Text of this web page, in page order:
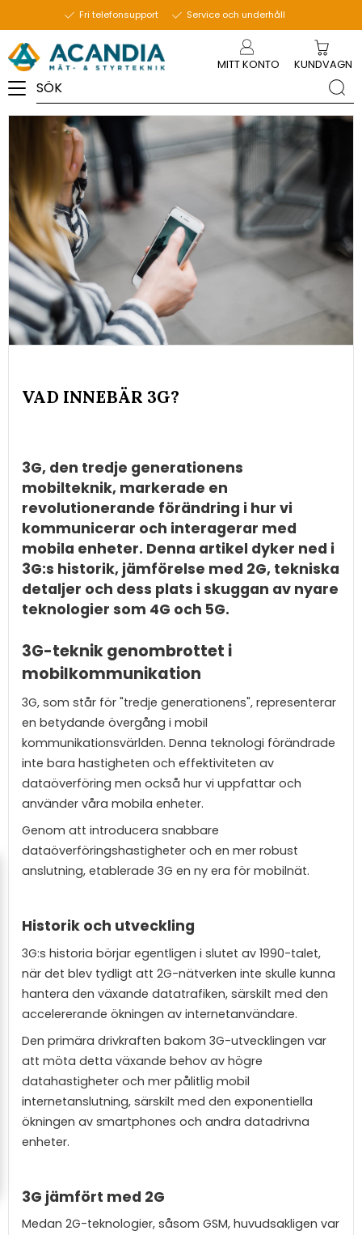
Fri telefonsupport Service och underhåll
MITT KONTO KUNDVAGN
VAD INNEBÄR 3G?
3G, den tredje generationens
mobilteknik, markerade en
revolutionerande förändring i hur vi
kommunicerar och interagerar med
mobila enheter. Denna artikel dyker ned i
3G:s historik, jämförelse med 2G, tekniska
detaljer och dess plats i skuggan av nyare
teknologier som 4G och 5G.
3G-teknik genombrottet i
mobilkommunikation
3G, som står för "tredje generationens", representerar
en betydande övergång i mobil
kommunikationsvärlden. Denna teknologi förändrade
inte bara hastigheten och effektiviteten av
dataöverföring men också hur vi uppfattar och
använder våra mobila enheter.
Genom att introducera snabbare
dataöverföringshastigheter och en mer robust
anslutning, etablerade 3G en ny era för mobilnät.
Historik och utveckling
3G:s historia börjar egentligen i slutet av 1990-talet,
när det blev tydligt att 2G-nätverken inte skulle kunna
hantera den växande datatrafiken, särskilt med den
accelererande ökningen av internetanvändare.
Den primära drivkraften bakom 3G-utvecklingen var
att möta detta växande behov av högre
datahastigheter och mer pålitlig mobil
internetanslutning, särskilt med den exponentiella
ökningen av smartphones och andra datadrivna
enheter.
3G jämfört med 2G
Medan 2G-teknologier, såsom GSM, huvudsakligen var